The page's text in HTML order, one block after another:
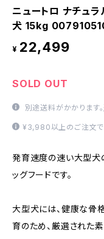
ニュートロ ナチュ
犬 15kg
¥ 22,499
SOLD OUT
別途送料がかかります。
¥3,980以上のご注文で
発育速度の速い大型犬
ッグフードです。
大型犬には、健康な骨
育のため、厳選された